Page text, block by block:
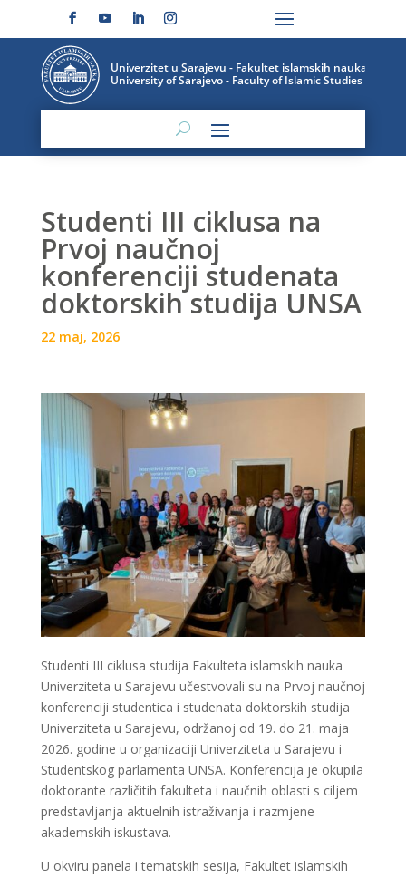
Studenti III ciklusa na
Prvoj naučnoj
konferenciji studenata
doktorskih studija UNSA
22 maj, 2026
Studenti III ciklusa studija Fakulteta islamskih nauka
Univerziteta u Sarajevu učestvovali su na Prvoj naučnoj
konferenciji studentica i studenata doktorskih studija
Univerziteta u Sarajevu, održanoj od 19. do 21. maja
2026. godine u organizaciji Univerziteta u Sarajevu i
Studentskog parlamenta UNSA. Konferencija je okupila
doktorante različitih fakulteta i naučnih oblasti s ciljem
predstavljanja aktuelnih istraživanja i razmjene
akademskih iskustava.
U okviru panela i tematskih sesija, Fakultet islamskih